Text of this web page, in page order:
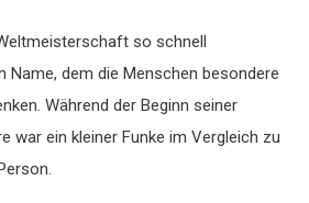
so schnell
Name, dem die Menschen besondere
Während der Beginn seiner
war ein kleiner Funke im Vergleich zu